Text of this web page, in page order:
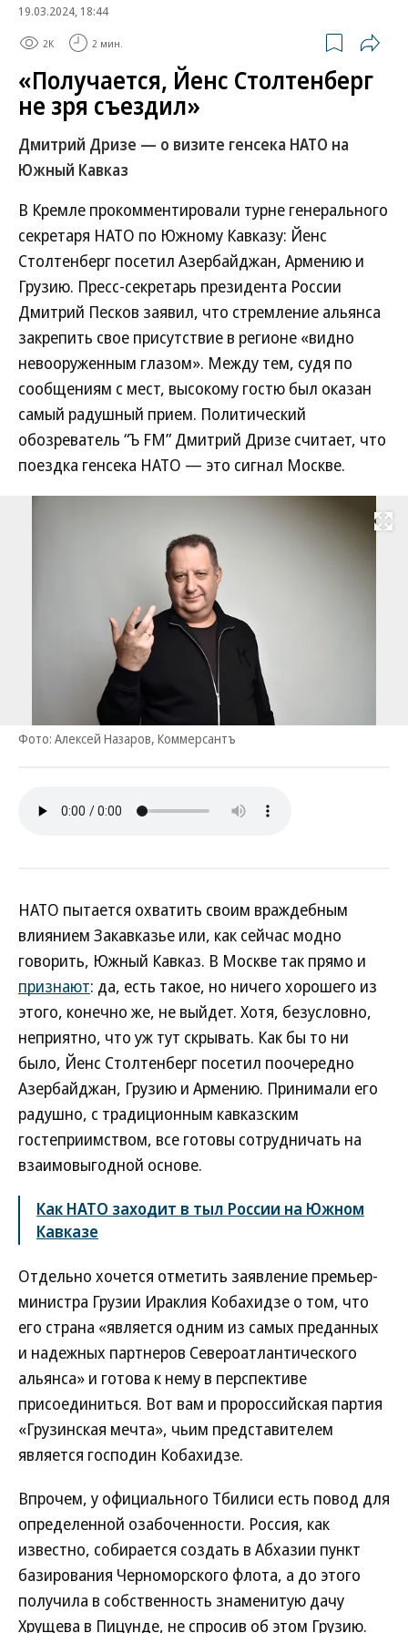
19.03.2024, 18:44
2K 2 мин.
«Получается, Йенс Столтенберг
не зря съездил»
Дмитрий Дризе — о визите генсека НАТО на
Южный Кавказ
В Кремле прокомментировали турне генерального
секретаря НАТО по Южному Кавказу: Йенс
Столтенберг посетил Азербайджан, Армению и
Грузию. Пресс-секретарь президента России
Дмитрий Песков заявил, что стремление альянса
закрепить свое присутствие в регионе «видно
невооруженным глазом». Между тем, судя по
сообщениям с мест, высокому гостю был оказан
самый радушный прием. Политический
обозреватель “Ъ FM” Дмитрий Дризе считает, что
поездка генсека НАТО — это сигнал Москве.
Развернуть
Фото: Алексей Назаров, Коммерсантъ
НАТО пытается охватить своим враждебным
влиянием Закавказье или, как сейчас модно
говорить, Южный Кавказ. В Москве так прямо и
признают: да, есть такое, но ничего хорошего из
этого, конечно же, не выйдет. Хотя, безусловно,
неприятно, что уж тут скрывать. Как бы то ни
было, Йенс Столтенберг посетил поочередно
Азербайджан, Грузию и Армению. Принимали его
радушно, с традиционным кавказским
гостеприимством, все готовы сотрудничать на
взаимовыгодной основе.
Как НАТО заходит в тыл России на Южном
Кавказе
Отдельно хочется отметить заявление премьер-
министра Грузии Ираклия Кобахидзе о том, что
его страна «является одним из самых преданных
и надежных партнеров Североатлантического
альянса» и готова к нему в перспективе
присоединиться. Вот вам и пророссийская партия
«Грузинская мечта», чьим представителем
является господин Кобахидзе.
Впрочем, у официального Тбилиси есть повод для
определенной озабоченности. Россия, как
известно, собирается создать в Абхазии пункт
базирования Черноморского флота, а до этого
получила в собственность знаменитую дачу
Хрущева в Пицунде, не спросив об этом Грузию.